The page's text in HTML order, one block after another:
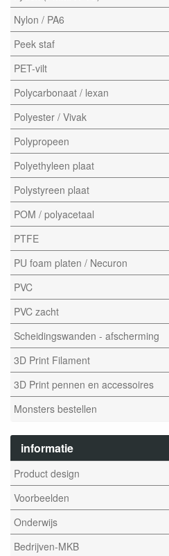
Nylon / PA6
Peek staf
PET-vilt
Polycarbonaat / lexan
Polyester / Vivak
Polypropeen
Polyethyleen plaat
Polystyreen plaat
POM / polyacetaal
PTFE
PU foam platen / Necuron
PVC
PVC zacht
Scheidingswanden - afscherming
3D Print Filament
3D Print pennen en accessoires
Monsters bestellen
informatie
Product design
Voorbeelden
Onderwijs
Bedrijven-MKB